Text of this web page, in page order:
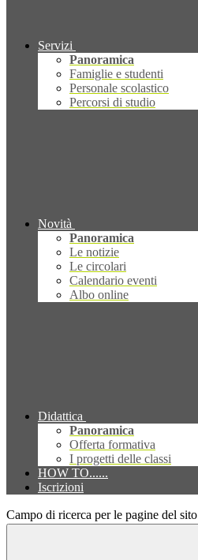
Servizi
Panoramica
Famiglie e studenti
Personale scolastico
Percorsi di studio
Novità
Panoramica
Le notizie
Le circolari
Calendario eventi
Albo online
Didattica
Panoramica
Offerta formativa
I progetti delle classi
HOW TO......
Iscrizioni
Campo di ricerca per le pagine del sito